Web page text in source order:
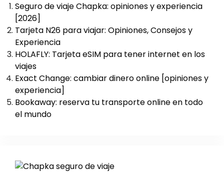
Seguro de viaje Chapka: opiniones y experiencia
[2026]
Tarjeta N26 para viajar: Opiniones, Consejos y
Experiencia
HOLAFLY: Tarjeta eSIM para tener internet en los
viajes
Exact Change: cambiar dinero online [opiniones y
experiencia]
Bookaway: reserva tu transporte online en todo
el mundo